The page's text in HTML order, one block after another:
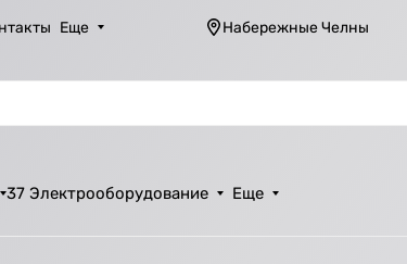
Еще Набережные Челны
37 Электрооборудование Еще